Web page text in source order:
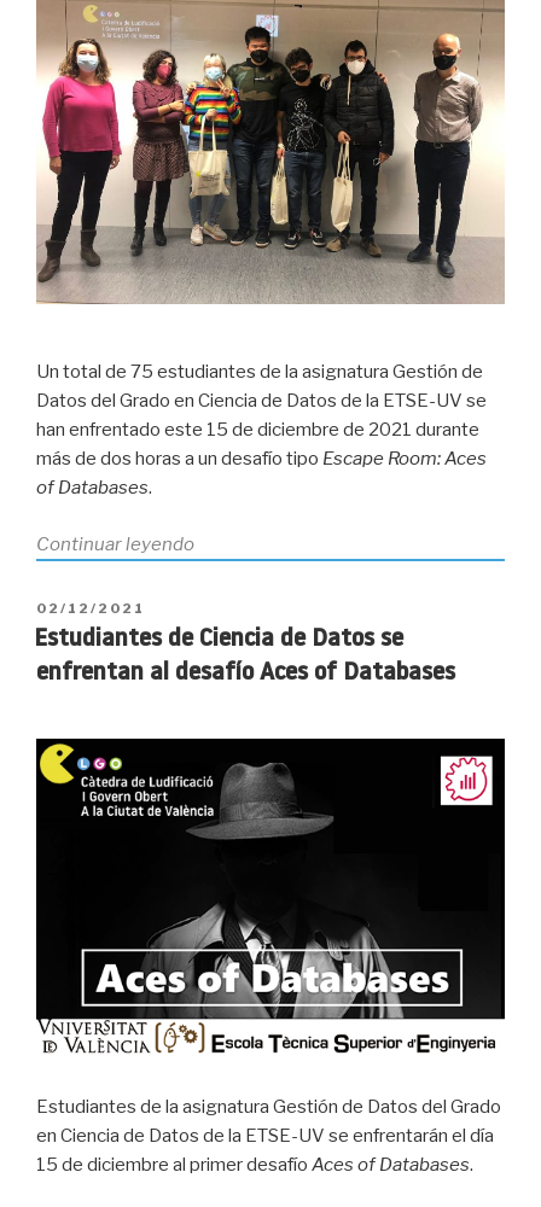
Gobierno
Abierto»
Un total de 75 estudiantes de la asignatura Gestión de
Datos del Grado en Ciencia de Datos de la ETSE-UV se
han enfrentado este 15 de diciembre de 2021 durante
más de dos horas a un desafío tipo Escape Room:Aces
of Databases.
Continuar leyendo«Ganadores
Escape
Room
Databases»
PUBLICADO
EL
02/12/2021
Estudiantes de Ciencia de Datos se
enfrentan al desafío Aces of Databases
Estudiantes de la asignatura Gestión de Datos del Grado
en Ciencia de Datos de la ETSE-UV se enfrentarán el día
15 de diciembre al primer desafío Aces of Databases.